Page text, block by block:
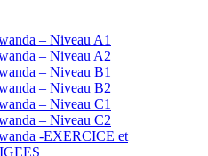
– Niveau A1
– Niveau A2
– Niveau B1
– Niveau B2
– Niveau C1
– Niveau C2
-EXERCICE et